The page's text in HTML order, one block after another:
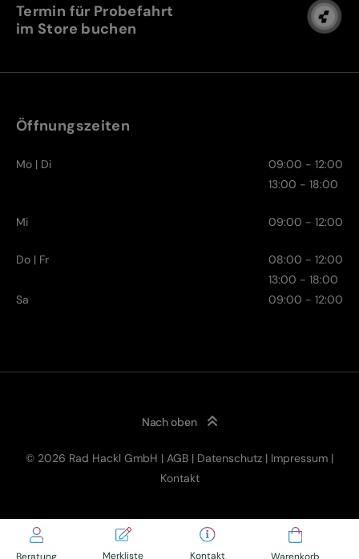
Merkliste Kontakt
Termin für Probefahrt
im Store buchen
Öffnungszeiten
Mo | Di
09:00 - 12:00
13:00 - 18:00
Mi 09:00 - 12:00
Do | Fr
08:00 - 12:00
13:00 - 18:00
Sa
09:00 - 12:00
Nach oben
© 2026 Rad Hackl GmbH | AGB | Datenschutz | Impressum |
Kontakt